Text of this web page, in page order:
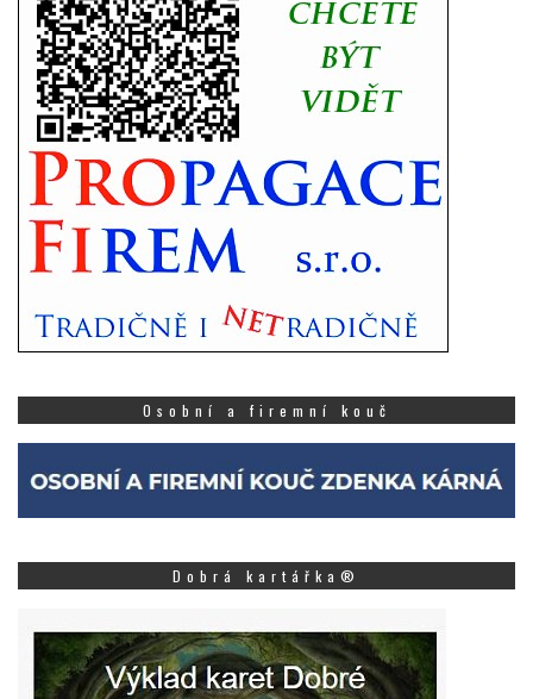
Osobní a firemní kouč
Dobrá kartářka®